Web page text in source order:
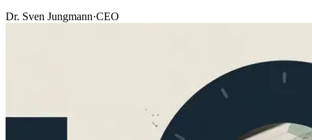
Dr. Sven Jungmann·CEO